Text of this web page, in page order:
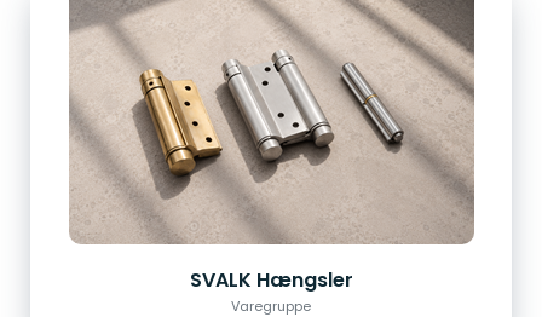
SVALK Hængsler
Varegruppe